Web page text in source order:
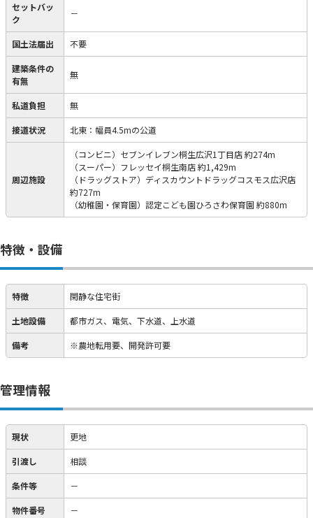
セットバッ
ク
－
国土法届出 不要
建築条件の
有無
無
私道負担 無
接道状況 北東：幅員4.5mの公道
周辺施設
（コンビニ）セブンイレブン桐生広沢1丁目店 約274m
（スーパー）フレッセイ桐生南店 約1,429m
（ドラッグストア）ディスカウントドラッグコスモス広沢店
約727m
（幼稚園・保育園）認定こども園ひろさわ保育園 約880m
特徴・設備
特徴 閑静な住宅街
土地設備 都市ガス、電気、下水道、上水道
備考 ※農地転用要、開発許可要
管理情報
現状 更地
引渡し 相談
条件等 －
物件番号 －